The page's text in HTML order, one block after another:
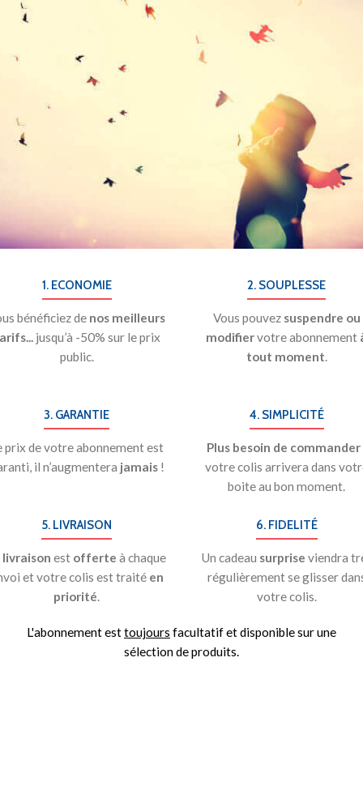
1. ECONOMIE
bénéficiez de nos meilleurs
jusqu’à -50% sur le prix
public.
2. SOUPLESSE
Vous pouvezsuspendre ou
modifiervotre abonnement
tout moment.
3. GARANTIE
prix de votre abonnement est
il n’augmentera jamais!
4. SIMPLICITÉ
Plus besoin de commander
votre colis arrivera dans
boite au bon moment.
5. LIVRAISON
livraison est offerte à chaque
et votre colis est traité en
priorité.
6. FIDELITÉ
Un cadeau surprise viendra
régulièrement se glisser
votre colis.
L'abonnement esttoujours facultatif et disponible sur une
sélection de produits.